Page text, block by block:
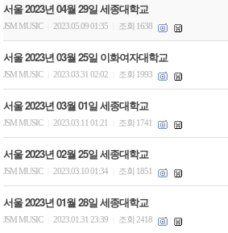
서울 2023년 04월 29일 세종대학교
JSM MUSIC 2023.05.09 01:35 조회 1638
서울 2023년 03월 25일 이화여자대학교
JSM MUSIC 2023.03.31 02:02 조회 1993
서울 2023년 03월 01일 세종대학교
JSM MUSIC 2023.03.11 01:21 조회 1741
서울 2023년 02월 25일 세종대학교
JSM MUSIC 2023.03.10 01:34 조회 1851
서울 2023년 01월 28일 세종대학교
JSM MUSIC 2023.01.31 23:39 조회 2418